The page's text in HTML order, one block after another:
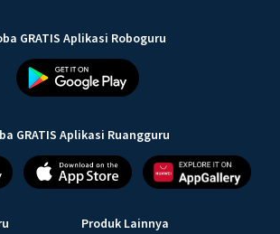
GRATIS Aplikasi Roboguru
GRATIS Aplikasi Ruangguru
Produk Lainnya